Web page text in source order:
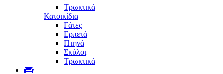
Τρωκτικά
Κατοικίδια
Γάτες
Ερπετά
Πτηνά
Σκύλοι
Τρωκτικά